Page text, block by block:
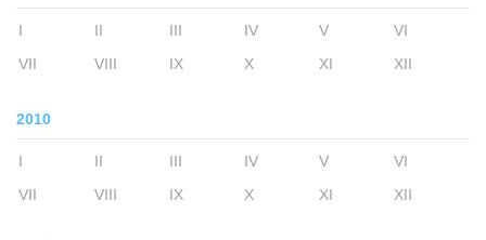
I II III IV V
VI
VII
VIII IX X XI XII
2010
I II III IV V
VI
VII
VIII IX X XI XII